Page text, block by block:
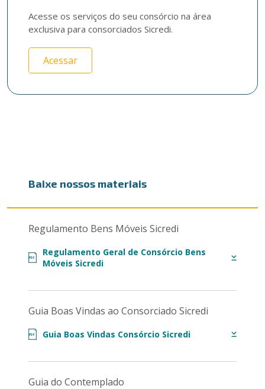
Acesse os serviços do seu consórcio na área
exclusiva para consorciados Sicredi.
Acessar
Baixe nossos materiais
Regulamento Bens Móveis Sicredi
Regulamento Geral de Consórcio Bens
Móveis Sicredi
PDF
Guia Boas Vindas ao Consorciado Sicredi
Guia Boas Vindas Consórcio Sicredi
PDF
Guia do Contemplado